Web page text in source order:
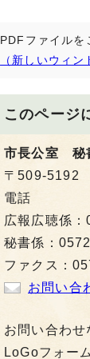
PDFファイル
（新しいウィン
このページ
市長公室 秘
〒509-5192
電話
広報広聴係
秘書係：
ファクス：
お問い合
お問い合わせ
LoGoフォー